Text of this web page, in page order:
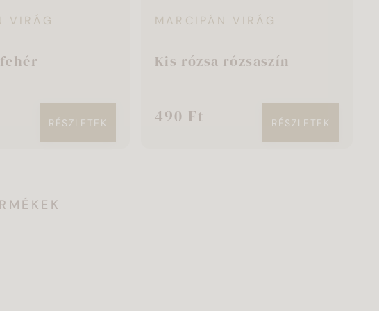
VIRÁG
RÉSZLETEK
MARCIPÁN VIRÁG
Kis rózsa rózsaszín
490 Ft RÉSZLETEK